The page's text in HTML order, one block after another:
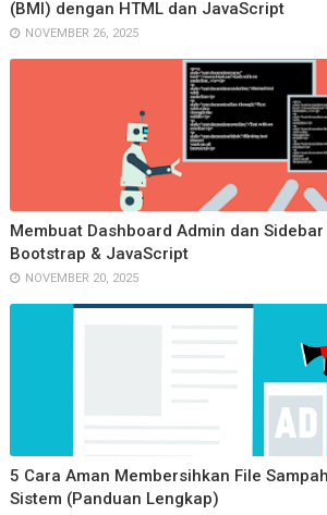
(BMI) dengan HTML dan JavaScript
NOVEMBER 26, 2025
Membuat Dashboard Admin dan
Bootstrap & JavaScript
NOVEMBER 20, 2025
5 Cara Aman Membersihkan File
Sistem (Panduan Lengkap)